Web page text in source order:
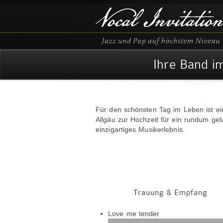
Ihre Band
Für den schönsten Tag im Leben ist
Allgäu zur Hochzeit für ein rundum
einzigartiges Musikerlebnis.
Trauung & Empfang
Love me tenderAudio-